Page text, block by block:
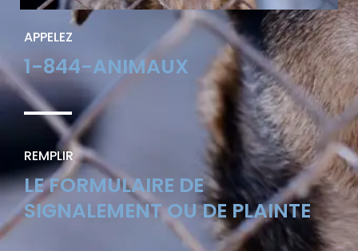
APPELEZ
1-844-ANIMAUX
REMPLIR
LE FORMULAIRE DE
SIGNALEMENT OU DE PLAINTE